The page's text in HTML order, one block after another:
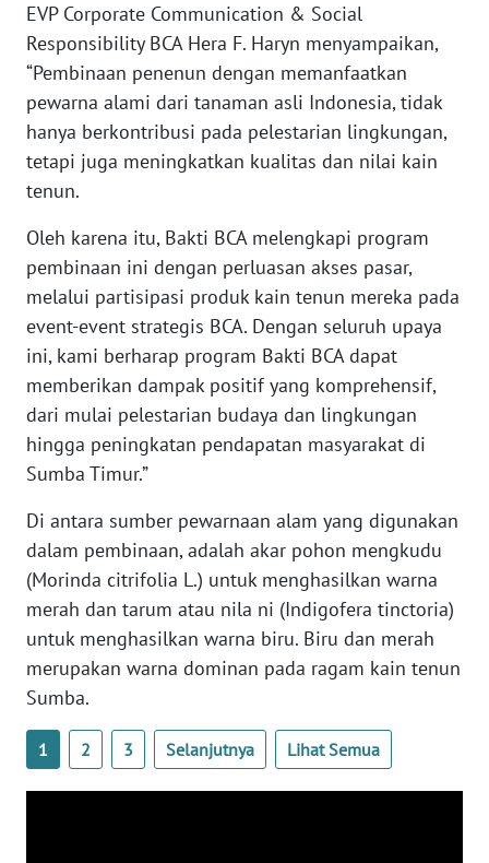
EVP Corporate Communication & Social
Responsibility BCA Hera F. Haryn menyampaikan,
“Pembinaan penenun dengan memanfaatkan
pewarna alami dari tanaman asli Indonesia, tidak
hanya berkontribusi pada pelestarian lingkungan,
tetapi juga meningkatkan kualitas dan nilai kain
tenun.
Oleh karena itu, Bakti BCA melengkapi program
pembinaan ini dengan perluasan akses pasar,
melalui partisipasi produk kain tenun mereka pada
event-event strategis BCA. Dengan seluruh upaya
ini, kami berharap program Bakti BCA dapat
memberikan dampak positif yang komprehensif,
dari mulai pelestarian budaya dan lingkungan
hingga peningkatan pendapatan masyarakat di
Sumba Timur.”
Di antara sumber pewarnaan alam yang digunakan
dalam pembinaan, adalah akar pohon mengkudu
(Morinda citrifolia L.) untuk menghasilkan warna
merah dan tarum atau nila ni (Indigofera tinctoria)
untuk menghasilkan warna biru. Biru dan merah
merupakan warna dominan pada ragam kain tenun
Sumba.
1 2 3 Selanjutnya Lihat Semua
BABEL
WN
SUMBAR
WN
WN
BENGKULU
WN
LAMPUNG
JATENG
WN
NUSANTARA
JOGJA
WN
JATIM